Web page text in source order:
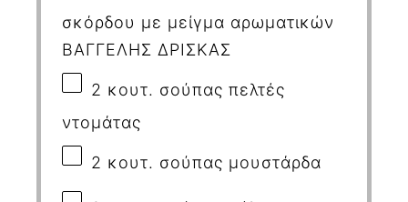
σκόρδου με μείγμα αρωματικών
ΒΑΓΓΕΛΗΣ ΔΡΙΣΚΑΣ
2 κουτ. σούπας πελτές
ντομάτας
2 κουτ. σούπας μουστάρδα